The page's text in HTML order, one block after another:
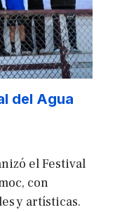
del Agua
el Festival
con
y artísticas.